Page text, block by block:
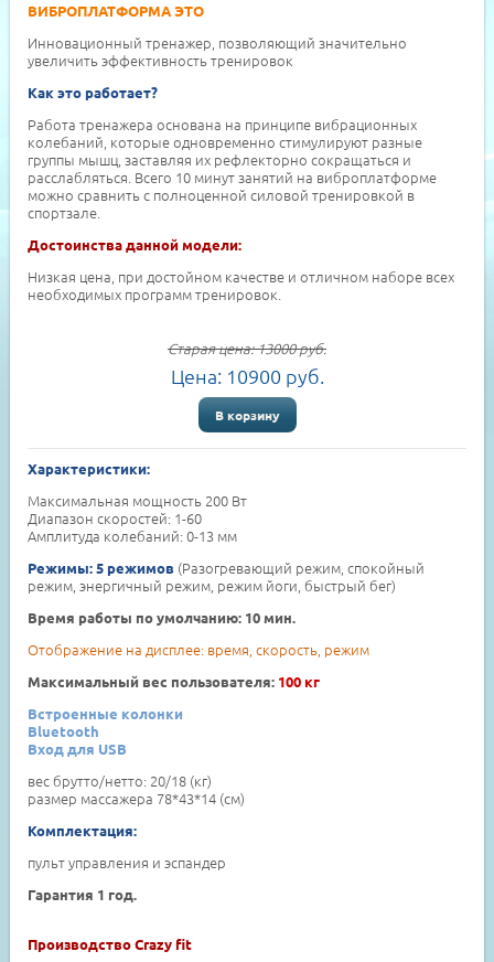
ВИБРОПЛАТФОРМА ЭТО
Инновационный тренажер, позволяющий значительно
увеличить эффективность тренировок
Как это работает?
Работа тренажера основана на принципе вибрационных
колебаний, которые одновременно стимулируют разные
группы мышц, заставляя их рефлекторно сокращаться и
расслабляться. Всего 10 минут занятий на виброплатформе
можно сравнить с полноценной силовой тренировкой в
спортзале.
Достоинства данной модели:
Низкая цена, при достойном качестве и отличном наборе всех
необходимых программ тренировок.
Старая цена:13000руб.
Цена: 10900 руб.
В корзину
Характеристики:
Максимальная мощность 200 Вт
Диапазон скоростей: 1-60
Амплитуда колебаний: 0-13 мм
Режимы: 5 режимов (Разогревающий режим, спокойный
режим, энергичный режим, режим йоги, быстрый бег)
Время работы по умолчанию: 10 мин.
Отображение на дисплее: время, скорость, режим
Максимальный вес пользователя: 100 кг
Встроенные колонки
Bluetooth
Вход для USB
вес брутто/нетто: 20/18 (кг)
размер массажера 78*43*14 (см)
Комплектация:
пульт управления и эспандер
Гарантия 1 год.
Производство Crazy fit